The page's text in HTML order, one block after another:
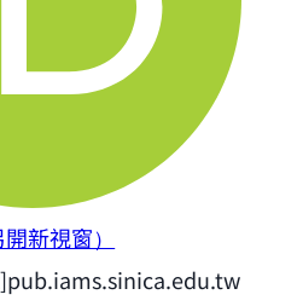
開新視窗）